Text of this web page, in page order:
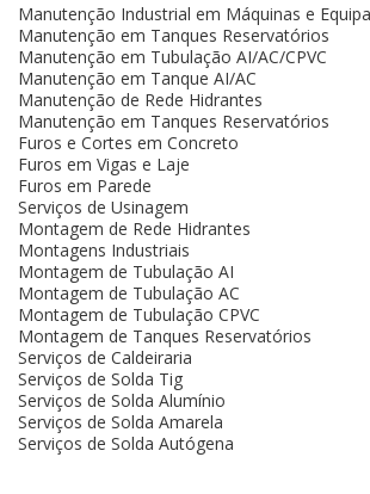
Manutenção Industrial em Máquinas e
Manutenção em Tanques Reservatórios
Manutenção em Tubulação AI/AC/CPVC
Manutenção em Tanque AI/AC
Manutenção de Rede Hidrantes
Manutenção em Tanques Reservatórios
Furos e Cortes em Concreto
Furos em Vigas e Laje
Furos em Parede
Serviços de Usinagem
Montagem de Rede Hidrantes
Montagens Industriais
Montagem de Tubulação AI
Montagem de Tubulação AC
Montagem de Tubulação CPVC
Montagem de Tanques Reservatórios
Serviços de Caldeiraria
Serviços de Solda Tig
Serviços de Solda Alumínio
Serviços de Solda Amarela
Serviços de Solda Autógena